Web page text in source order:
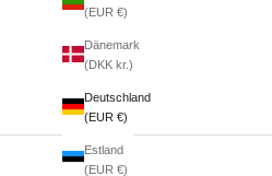
(EUR €)
Dänemark
(DKK kr.)
Deutschland
(EUR €)
Estland
(EUR €)